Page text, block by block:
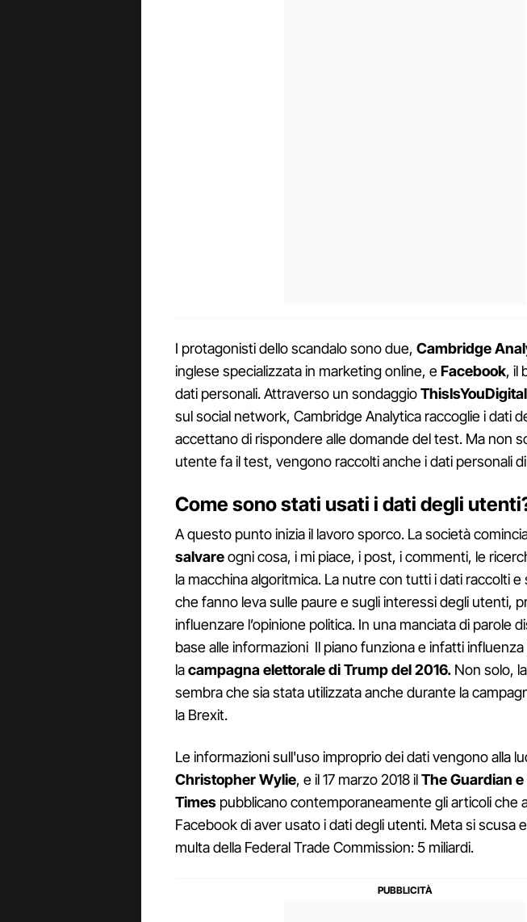
I protagonisti dello scandalo sono due, Cambridge
inglese specializzata in marketing online, eFacebook, il
dati personali. Attraverso un sondaggio
sul social network, Cambridge Analytica raccoglie i dati
accettano di rispondere alle domande del test. Ma non
utente fa il test, vengono raccolti anche i dati personali
Come sono stati usati i dati degli
A questo punto inizia il lavoro sporco. La società
salvareogni cosa, i mi piace, i post, i commenti, le
la macchina algoritmica. La nutre con tutti i dati raccolti
che fanno leva sulle paure e sugli interessi degli utenti,
influenzare l’opinione politica. In una manciata di parole
base alle informazioni Il piano funziona e infatti
lacampagna elettorale di Trump del 2016. Non solo,
sembra che sia stata utilizzata anche durante la
la Brexit.
Le informazioni sull'uso improprio dei dati vengono alla
Christopher Wylie, e il 17 marzo 2018 ilThe Guardian
Times pubblicano contemporaneamente gli articoli che
Facebook di aver usato i dati degli utenti. Meta si scusa
multa della Federal Trade Commission: 5 miliardi.